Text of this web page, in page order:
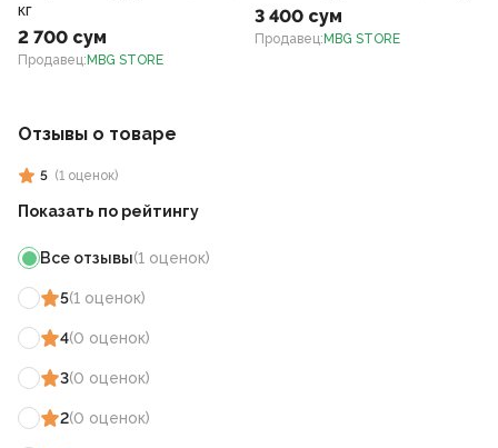
кг
2 700 сум
Продавец: MBG STORE
3 400 сум
Продавец: MBG STORE
Отзывы о товаре
5 (1 оценок)
Показать по рейтингу
Все отзывы(1 оценок)
5(1 оценок)
4(0 оценок)
3(0 оценок)
2(0 оценок)